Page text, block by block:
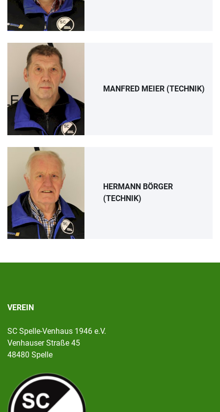
MANFRED MEIER (TECHNIK)
HERMANN BÖRGER
(TECHNIK)
VEREIN
SC Spelle-Venhaus 1946 e.V.
Venhauser Straße 45
48480 Spelle